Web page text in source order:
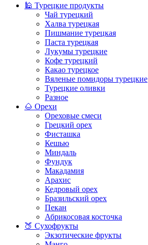
🕌 Турецкие продукты
Чай турецкий
Халва турецкая
Пишмание турецкая
Паста турецкая
Лукумы турецкие
Кофе турецкий
Какао турецкое
Вяленые помидоры турецкие
Турецкие оливки
Разное
🌰 Орехи
Ореховые смеси
Грецкий орех
Фисташка
Кешью
Миндаль
Фундук
Макадамия
Арахис
Кедровый орех
Бразильский орех
Пекан
Абрикосовая косточка
🍑 Сухофрукты
Экзотические фрукты